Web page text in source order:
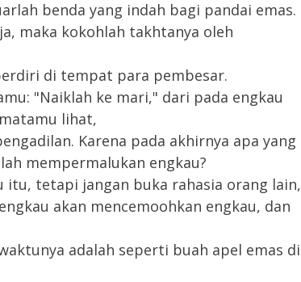
benda yang indah bagi pandai emas.
maka kokohlah takhtanya oleh
di tempat para pembesar.
"Naiklah ke mari," dari pada engkau
lihat,
Karena pada akhirnya apa yang
mempermalukan engkau?
tetapi jangan buka rahasia orang lain,
akan mencemoohkan engkau, dan
adalah seperti buah apel emas di